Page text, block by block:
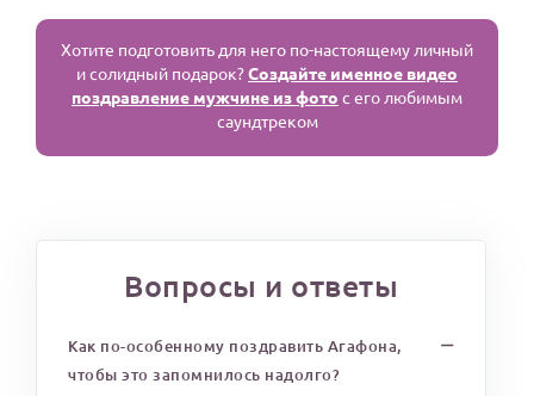
Хотите подготовить для него по-настоящему личный
и солидный подарок?Создайте именное видео
поздравление мужчине из фото с его любимым
саундтреком
Вопросы и ответы
Как по-особенному поздравить Агафона,
чтобы это запомнилось надолго?